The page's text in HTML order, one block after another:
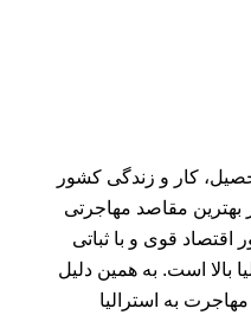
کار و زندگی کشور
بهترین مقاصد مهاجرتی
اقتصاد قوی و با ثباتی
بالا است. به همین دلیل
به استرالیا